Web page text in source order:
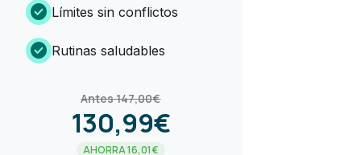
check_circle Límites sin conflictos
check_circle Rutinas saludables
Antes 147,00€
130,99€
AHORRA 16,01€